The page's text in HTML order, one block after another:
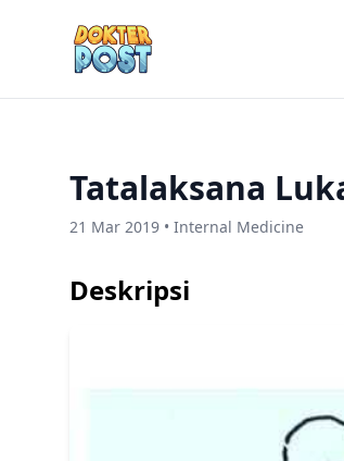
Tatalaksana
21 Mar 2019 • Internal Medicine
Deskripsi